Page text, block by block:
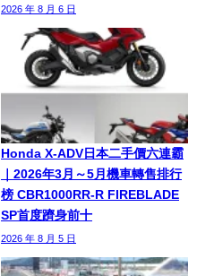
2026 年 8 月 6 日
Honda X-ADV日本二手價六連霸
｜2026年3月～5月機車轉售排行
榜 CBR1000RR-R FIREBLADE
SP首度躋身前十
2026 年 8 月 5 日